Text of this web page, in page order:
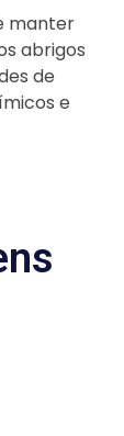
manter
abrigos
de
e